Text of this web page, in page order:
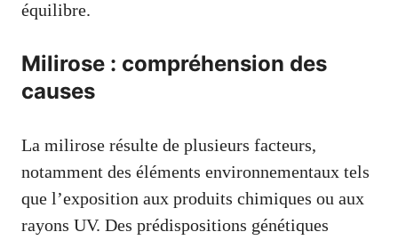
équilibre.
Milirose : compréhension des
causes
La milirose résulte de plusieurs facteurs,
notamment des éléments environnementaux tels
que l’exposition aux produits chimiques ou aux
rayons UV. Des prédispositions génétiques